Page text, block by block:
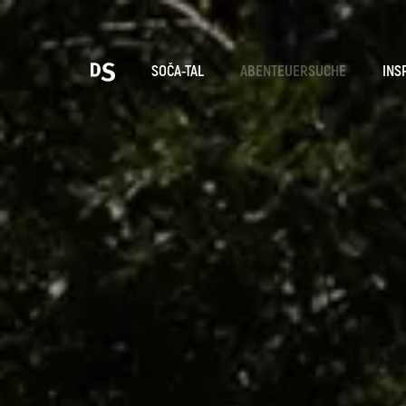
SOČA-TAL ABENTEUERSUCHE
Suche...
Vorschläge
TOLMINER KLAMMEN